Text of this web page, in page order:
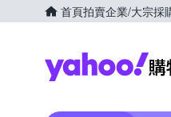
首頁拍賣企業/大宗採